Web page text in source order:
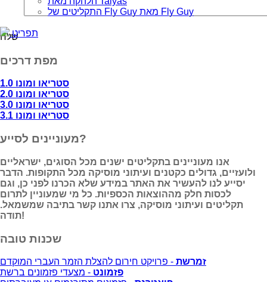
התקליטים של Fly Guy מאת Fly Guy
תפריט
מפת דרכים
סטריאו ומונו 1.0
סטריאו ומונו 2.0
סטריאו ומונו 3.0
סטריאו ומונו 3.1
מעוניינים לסייע?
אנו מעוניינים בתקליטים ישנים מכל הסוגים, ישראליים
ולועזיים, גדולים כקטנים ועיתוני מוסיקה מכל התקופות. הדבר
יסייע לנו להעשיר את האתר במידע שלא הכרנו לפני כן, וגם
לכסות חלק מההוצאות הכספיות. כל מי שמעוניין לתרום
תקליטים ועיתוני מוסיקה, צרו אתנו קשר בתיבה שמשמאל.
תודה!
שכנות טובה
זמרשת - פרויקט חירום להצלת הזמר העברי המוקדם
פזמונט - מצעדי פזמונים ברשת